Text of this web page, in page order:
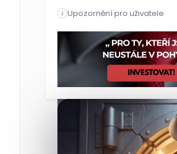
Luxusní značka péče o pleť
i Upozornění pro uživatele
Luxusní značka péče o pleť